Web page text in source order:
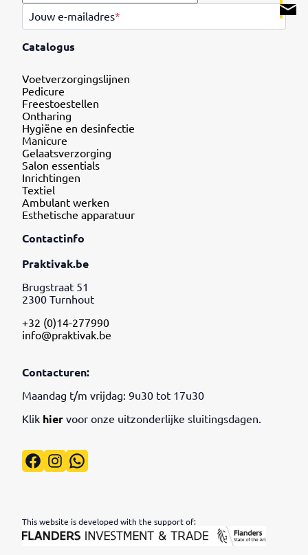
Contactinfo
Praktivak.be
Brugstraat 51
2300 Turnhout
+32 (0)14-277990
info@praktivak.be
Contacturen:
Maandag t/m vrijdag: 9u30 tot 17u30
Klik hier voor onze uitzonderlijke sluitingsdagen.
Facebook
Instagram
WhatsApp
This website is developed with the support of:
Catalogus
Voetverzorgingslijnen
Pedicure
Freestoestellen
Ontharing
Hygiëne en desinfectie
Manicure
Gelaatsverzorging
Salon essentials
Inrichtingen
Textiel
Ambulant werken
Esthetische apparatuur
Jouw e-mailadres*
.